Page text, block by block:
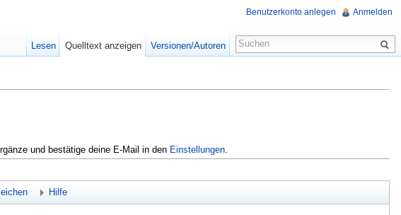
und bestätige deine E-Mail in den Einstellungen.
Hilfe
Benutzerkonto anlegen Anmelden
Lesen Quelltext anzeigen Versionen/Autoren